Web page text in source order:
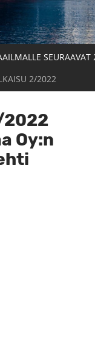
SEURAAVAT
2/2022
2022
Oy:n